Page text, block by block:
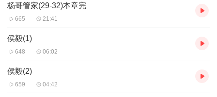
杨哥管家(29-32)本章完
665 21:41
侯毅(1)
648 06:02
侯毅(2)
659 04:42